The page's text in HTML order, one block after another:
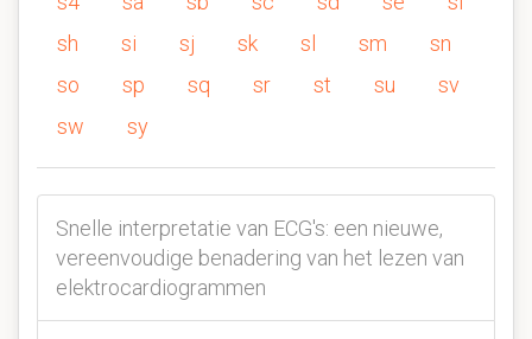
sh
si sj sk sl sm
sn
so
sp sq sr st su
sv
sw
sy
Snelle interpretatie van ECG's: een nieuwe,
vereenvoudige benadering van het lezen van
elektrocardiogrammen